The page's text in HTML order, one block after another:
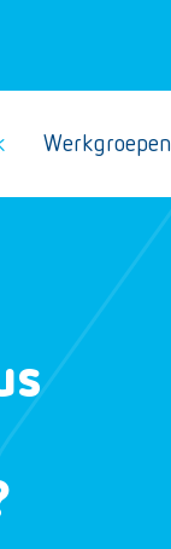
Werkgroepen